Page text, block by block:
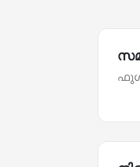
ഫുള്‍